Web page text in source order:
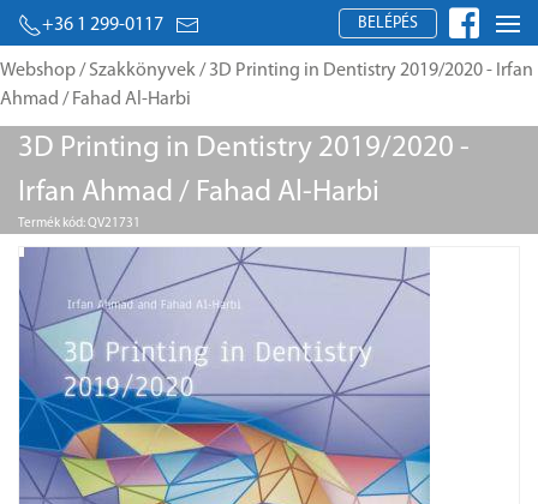
+36 1 299-0117 BELÉPÉS
Webshop/ Szakkönyvek/ 3D Printing in Dentistry 2019/2020 - Irfan
Ahmad / Fahad Al-Harbi
3D Printing in Dentistry 2019/2020 -
Irfan Ahmad / Fahad Al-Harbi
Termék kód: QV21731